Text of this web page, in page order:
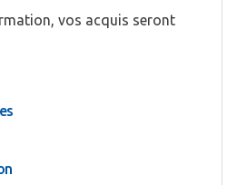
vos acquis seront